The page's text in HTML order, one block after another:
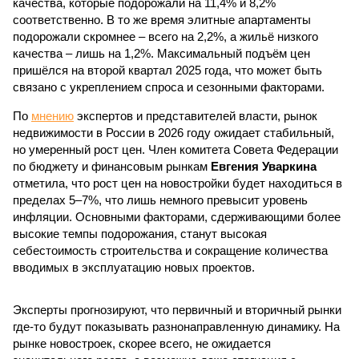
качества, которые подорожали на 11,4% и 8,2%
соответственно. В то же время элитные апартаменты
подорожали скромнее – всего на 2,2%, а жильё низкого
качества – лишь на 1,2%. Максимальный подъём цен
пришёлся на второй квартал 2025 года, что может быть
связано с укреплением спроса и сезонными факторами.
По мнению экспертов и представителей власти, рынок
недвижимости в России в 2026 году ожидает стабильный,
но умеренный рост цен. Член комитета Совета Федерации
по бюджету и финансовым рынкам Евгения Уваркина
отметила, что рост цен на новостройки будет находиться в
пределах 5–7%, что лишь немного превысит уровень
инфляции. Основными факторами, сдерживающими более
высокие темпы подорожания, станут высокая
себестоимость строительства и сокращение количества
вводимых в эксплуатацию новых проектов.
Эксперты прогнозируют, что первичный и вторичный рынки
где-то будут показывать разнонаправленную динамику. На
рынке новостроек, скорее всего, не ожидается